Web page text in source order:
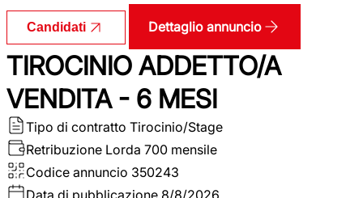
Candidati Dettaglio annuncio
TIROCINIO ADDETTO/A
VENDITA - 6 MESI
Tipo di contratto Tirocinio/Stage
Retribuzione Lorda 700 mensile
Codice annuncio 350243
Data di pubblicazione 8/8/2026